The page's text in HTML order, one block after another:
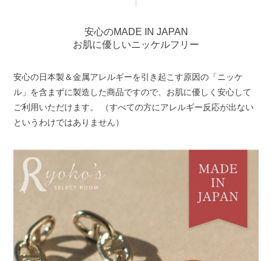
安心のMADE IN JAPAN
お肌に優しいニッケルフリー
安心の日本製＆金属アレルギーを引き起こす原因の「ニッケ
ル」を含まずに製造した商品ですので、お肌に優しく安心して
ご利用いただけます。 （すべての方にアレルギー反応が出ない
というわけではありません）